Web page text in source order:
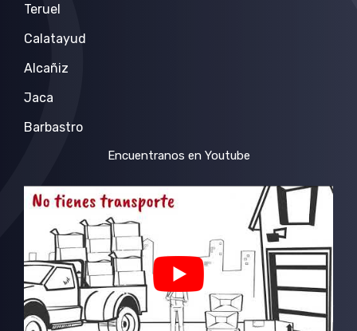
Teruel
Calatayud
Alcañiz
Jaca
Barbastro
Encuentranos en Youtube